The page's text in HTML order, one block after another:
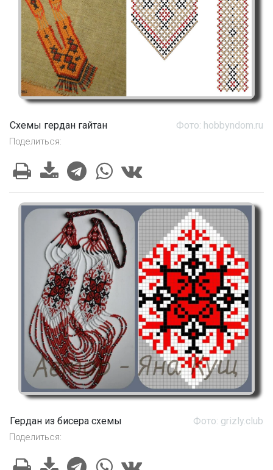
Схемы гердан гайтан Фото: hobbyndom.ru
Поделиться:
Гердан из бисера схемы Фото: grizly.club
Поделиться: